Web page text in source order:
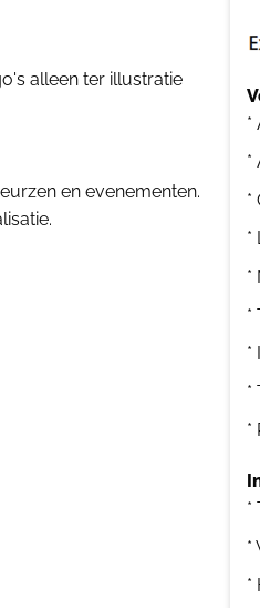
alleen ter illustratie
en evenementen.
*
*
*
*
*
*
*
*
*
*
*
*